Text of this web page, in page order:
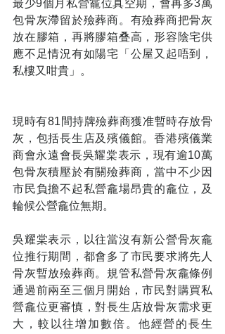
最少9個月私營龕位真空期，會再多3萬
包骨灰滯留於殮葬商。有殮葬商把骨灰
放在膠箱，再將膠箱叠高，形容陰宅供
應不足情況有如陽宅「公屋又起唔到，
私樓又咁貴」。
現時有81間持牌殮葬商獲准暫時存放骨
灰，包括長生店及殯儀館。香港殯儀業
商會永遠會長吳耀棠表示，現有逾10萬
包骨灰積壓於有關殮葬商，當中不少因
市民負擔不起私營龕場昂貴的龕位，及
輪候公營龕位無期。
吳耀棠表示，以往當沒有新公營骨灰龕
位推行期間，都會多了市民要求將先人
骨灰暫放殮葬商。規管私營骨灰龕條例
通過前兩至三個月開始，市民對購買私
營龕位更審慎，對長生店放骨灰需求更
大，較以往增加數倍。他經營的長生